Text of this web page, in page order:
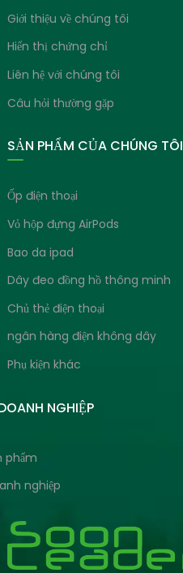
Giới thiệu về chúng tôi
Hiển thị chứng chỉ
Liên hệ với chúng tôi
Câu hỏi thường gặp
SẢN PHẨM CỦA CHÚNG TÔI
Ốp điện thoại
Vỏ hộp đựng AirPods
Bao da ipad
Dây đeo đồng hồ thông minh
Chủ thẻ điện thoại
ngân hàng điện không dây
Phụ kiện khác
NGHIỆP
phẩm
nghiệp